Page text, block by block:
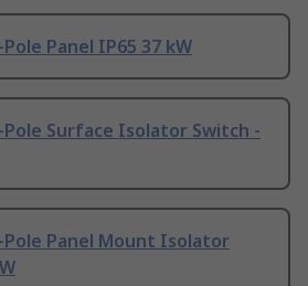
Panel IP65 37 kW
Pole Surface Isolator Switch -
Pole Panel Mount Isolator